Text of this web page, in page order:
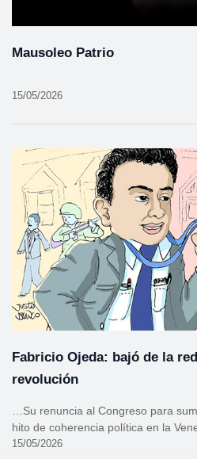
Mausoleo Patrio
15/05/2026
Fabricio Ojeda: bajó de la
revolución
…Su renuncia al Congreso para
hito de coherencia política en la
15/05/2026